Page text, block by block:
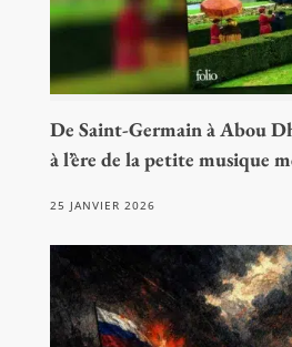
De Saint-Germain à Abou
à l’ère de la petite musique
25 JANVIER 2026